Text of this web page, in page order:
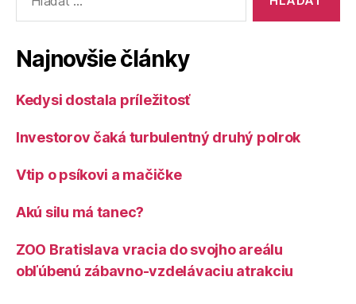
Najnovšie články
Kedysi dostala príležitosť
Investorov čaká turbulentný druhý polrok
Vtip o psíkovi a mačičke
Akú silu má tanec?
ZOO Bratislava vracia do svojho areálu
obľúbenú zábavno-vzdelávaciu atrakciu